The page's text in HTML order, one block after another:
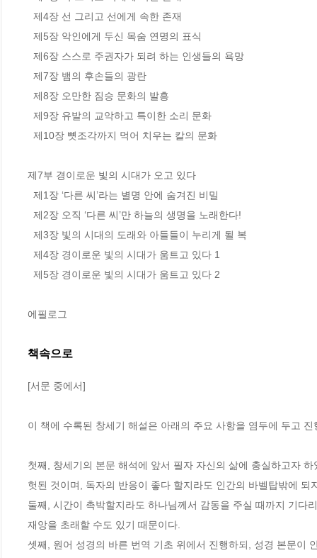
제7부 경이로운 빛의 시대가 오고 있다
에필로그
책속으로
[서문 중에서]
이 책에 수록된 창세기 해설은 아래의 주요 사항을 염두에 두고 진
첫째, 창세기의 본문 해석에 앞서 필자 자신의 삶에 충실하고자
헛된 것이며, 독자의 반응이 좋다 할지라도 인간의 바벨탑밖에 되
둘째, 시간이 촉박할지라도 하나님께서 감동을 주실 때까지 기다
재앙을 초래할 수도 있기 때문이다.
셋째, 원어 성경의 바른 번역 기초 위에서 진행하되, 성경 본문이